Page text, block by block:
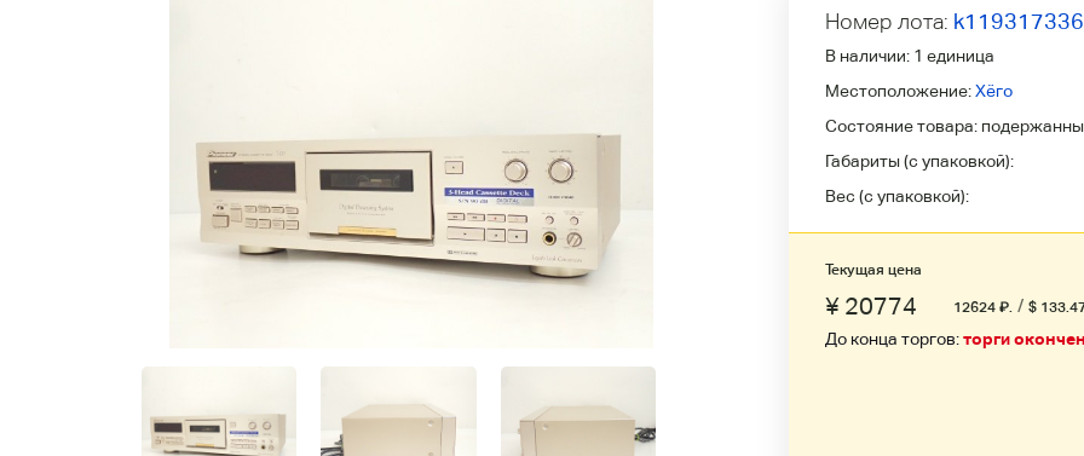
Номер лота:
В наличии: 1 единица
Местоположение:Хёго
Состояние товара:
Габариты (с упаковкой):
Вес (с упаковкой):
Текущая цена
¥ 20774 12624 ₽. / $
До конца торгов:торги